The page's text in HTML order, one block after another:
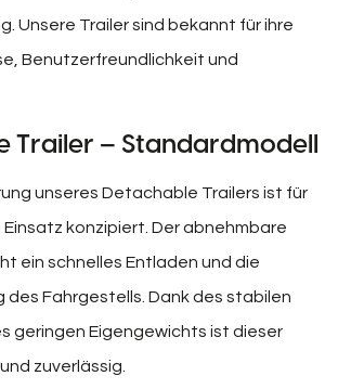
Unsere Trailer sind bekannt für ihre
Benutzerfreundlichkeit und
Trailer – Standardmodell
unseres Detachable Trailers ist für
konzipiert. Der abnehmbare
ein schnelles Entladen und die
des Fahrgestells. Dank des stabilen
geringen Eigengewichts ist dieser
zuverlässig.